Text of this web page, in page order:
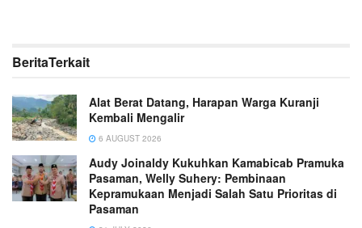
BeritaTerkait
Alat Berat Datang, Harapan Warga Kuranji
Kembali Mengalir
6 AUGUST 2026
Audy Joinaldy Kukuhkan Kamabicab Pramuka
Pasaman, Welly Suhery: Pembinaan
Kepramukaan Menjadi Salah Satu Prioritas di
Pasaman